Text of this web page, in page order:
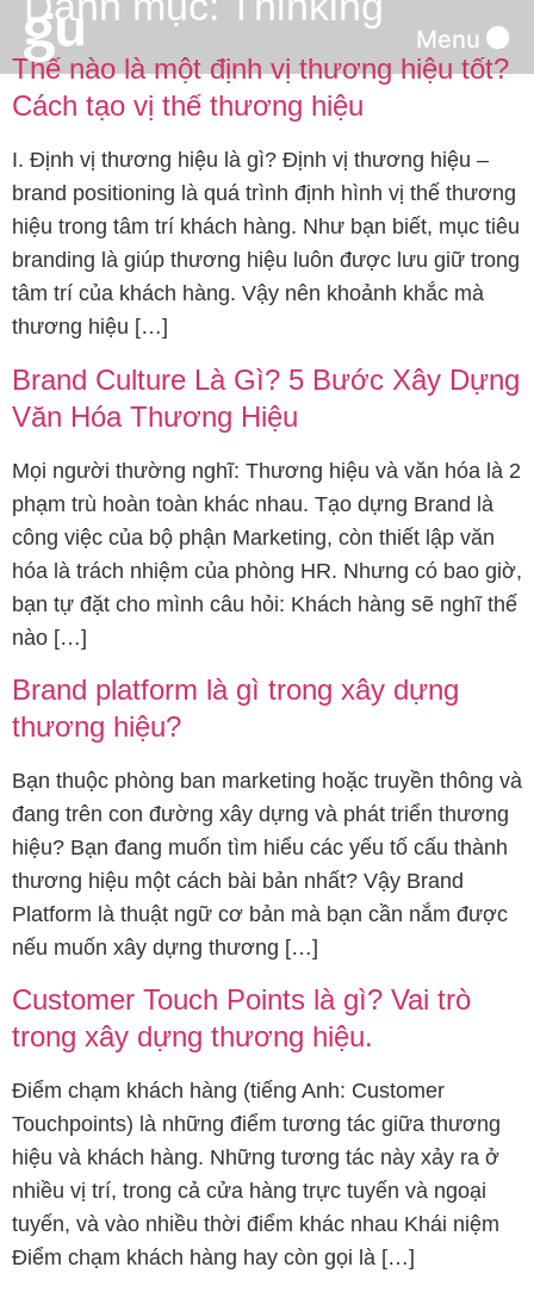
Menu
Thế nào là một định vị thương hiệu tốt?
Cách tạo vị thế thương hiệu
I. Định vị thương hiệu là gì? Định vị thương hiệu –
brand positioning là quá trình định hình vị thế thương
hiệu trong tâm trí khách hàng. Như bạn biết, mục tiêu
branding là giúp thương hiệu luôn được lưu giữ trong
tâm trí của khách hàng. Vậy nên khoảnh khắc mà
thương hiệu […]
Brand Culture Là Gì? 5 Bước Xây Dựng
Văn Hóa Thương Hiệu
Mọi người thường nghĩ: Thương hiệu và văn hóa là 2
phạm trù hoàn toàn khác nhau. Tạo dựng Brand là
công việc của bộ phận Marketing, còn thiết lập văn
hóa là trách nhiệm của phòng HR. Nhưng có bao giờ,
bạn tự đặt cho mình câu hỏi: Khách hàng sẽ nghĩ thế
nào […]
Brand platform là gì trong xây dựng
thương hiệu?
Bạn thuộc phòng ban marketing hoặc truyền thông và
đang trên con đường xây dựng và phát triển thương
hiệu? Bạn đang muốn tìm hiểu các yếu tố cấu thành
thương hiệu một cách bài bản nhất? Vậy Brand
Platform là thuật ngữ cơ bản mà bạn cần nắm được
nếu muốn xây dựng thương […]
Customer Touch Points là gì? Vai trò
trong xây dựng thương hiệu.
Điểm chạm khách hàng (tiếng Anh: Customer
Touchpoints) là những điểm tương tác giữa thương
hiệu và khách hàng. Những tương tác này xảy ra ở
nhiều vị trí, trong cả cửa hàng trực tuyến và ngoại
tuyến, và vào nhiều thời điểm khác nhau Khái niệm
Điểm chạm khách hàng hay còn gọi là […]